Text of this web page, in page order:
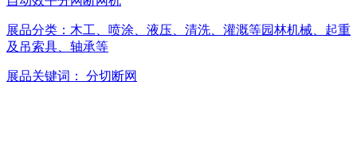
展品分类： 木工、喷涂、液压、清洗、灌溉等园林机械、起重
及吊索具、轴承等
展品关键词： 分切断网